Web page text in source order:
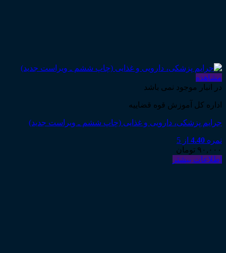
مشاهده
در انبار موجود نمی باشد
اداره کل آموزش قوه قضاییه
جرایم پزشکی، دارویی و غذایی (چاپ ششم ـ ویراست جدید)
نمره 4.40 از 5
۹۰,۰۰۰ تومان
اطلاعات بیشتر